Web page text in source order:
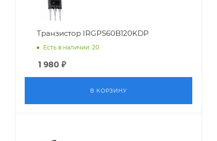
Транзистор IRGPS60B120KDP
Есть в наличии: 20
1 980 ₽
В КОРЗИНУ